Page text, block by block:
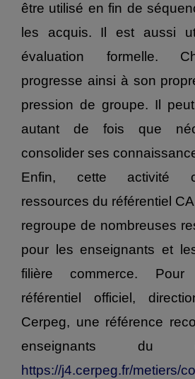
être utilisé en fin de
les acquis. Il est aussi
évaluation formelle.
progresse ainsi à son
pression de groupe. Il
autant de fois que
consolider ses
Enfin, cette activité
ressources du référentiel
regroupe de nombreuses
pour les enseignants et
filière commerce.
référentiel officiel,
Cerpeg, une référence
enseignants du
https://j4.cerpeg.fr/metiers/